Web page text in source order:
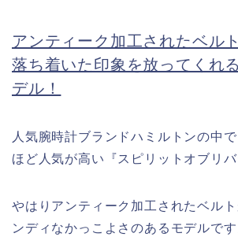
アンティーク加工されたベル
落ち着いた印象を放ってくれ
デル！
人気腕時計ブランドハミルトンの中
ほど人気が高い『スピリットオブリバ
やはりアンティーク加工されたベル
ンディなかっこよさのあるモデルです